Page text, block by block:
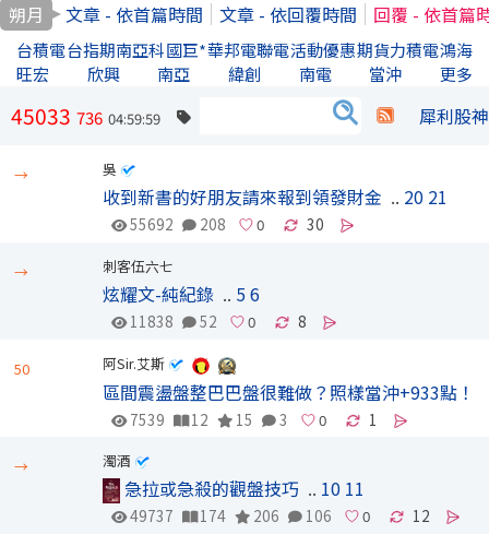
朔月 文章 - 依首篇時間 文章 - 依回覆時間 回覆 - 依首篇
台積電台指期南亞科國巨*華邦電聯電活動優惠期貨力積電鴻海
旺宏
欣興 南亞 緯創 南電 當沖 更多
45033 736 04:59:59 犀利股
→ 吳
收到新書的好朋友請來報到領發財金 .. 20 21
55692 208 30
→ 刺客伍六七
炫耀文-純紀錄 .. 56
11838 52 8
50 阿Sir.艾斯
區間震盪盤整巴巴盤很難做？照樣當沖+933點！
7539 12 15 3 1
→ 濁酒
急拉或急殺的觀盤技巧 .. 10 11
49737 174 206 106 12